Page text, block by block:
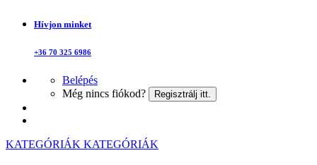
Hívjon minket
+36 70 325 6986
Belépés
Még nincs fiókod?
Regisztrálj itt.
KATEGÓRIÁK KATEGÓRIÁK